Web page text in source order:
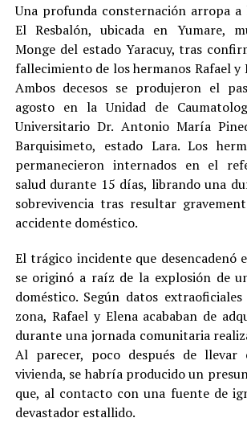
Una profunda consternación arropa a
El Resbalón, ubicada en Yumare,
Monge del estado Yaracuy, tras
fallecimiento de los hermanos Rafael y
Ambos decesos se produjeron el
agosto en la Unidad de
Universitario Dr. Antonio María
Barquisimeto, estado Lara. Los
permanecieron internados en el
salud durante 15 días, librando una
sobrevivencia tras resultar
accidente doméstico.
El trágico incidente que desencadenó
se originó a raíz de la explosión de
doméstico. Según datos
zona, Rafael y Elena acababan de
durante una jornada comunitaria
Al parecer, poco después de
vivienda, se habría producido un
que, al contacto con una fuente de
devastador estallido.